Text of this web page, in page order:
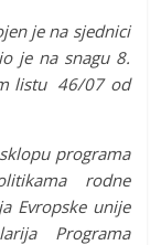
je na sjednici
je na snagu 8.
listu 46/07 od
programa
rodne
Evropske unije
Programa